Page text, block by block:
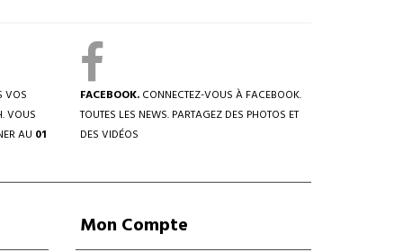
VOS
VOUS
AU 01
FACEBOOK.CONNECTEZ-VOUS À FACEBOOK.
TOUTES LES NEWS. PARTAGEZ DES PHOTOS ET
DES VIDÉOS
Mon Compte